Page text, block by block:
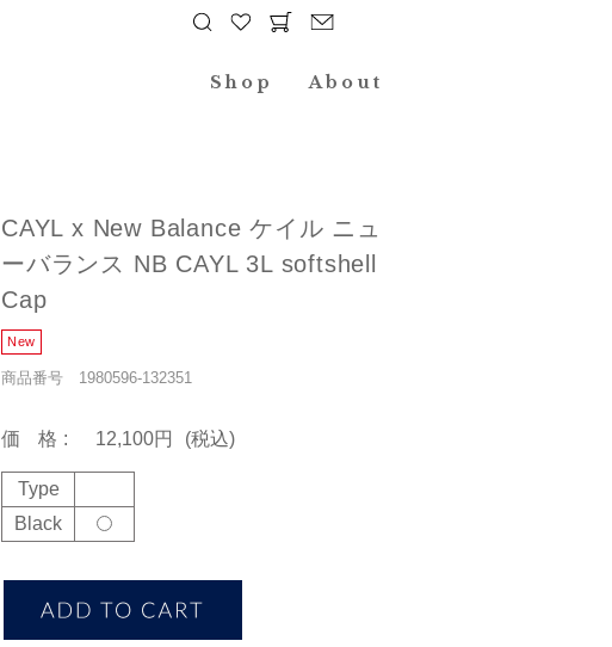
Shop About
CAYL x New Balance ケイル ニュ
ーバランス NB CAYL 3L softshell
Cap
商品番号 1980596-132351
価格 12,100円 (税込)
Type
Black